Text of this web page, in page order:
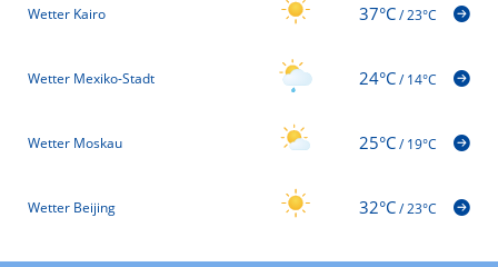
Wetter Kairo 37°C/23°C
Wetter Mexiko-Stadt 24°C/14°C
Wetter Moskau 25°C/19°C
Wetter Beijing 32°C/23°C